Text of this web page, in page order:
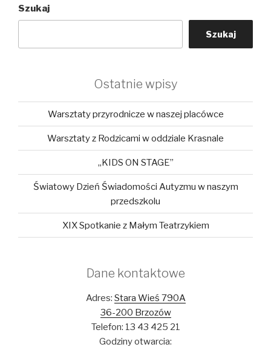
Szukaj
Szukaj
Ostatnie wpisy
Warsztaty przyrodnicze w naszej placówce
Warsztaty z Rodzicami w oddziale Krasnale
„KIDS ON STAGE”
Światowy Dzień Świadomości Autyzmu w naszym
przedszkolu
XIX Spotkanie z Małym Teatrzykiem
Dane kontaktowe
Adres: Stara Wieś 790A
36-200 Brzozów
Telefon: 13 43 425 21
Godziny otwarcia: